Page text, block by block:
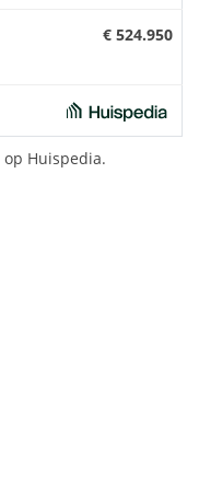
€ 524.950
op Huispedia.